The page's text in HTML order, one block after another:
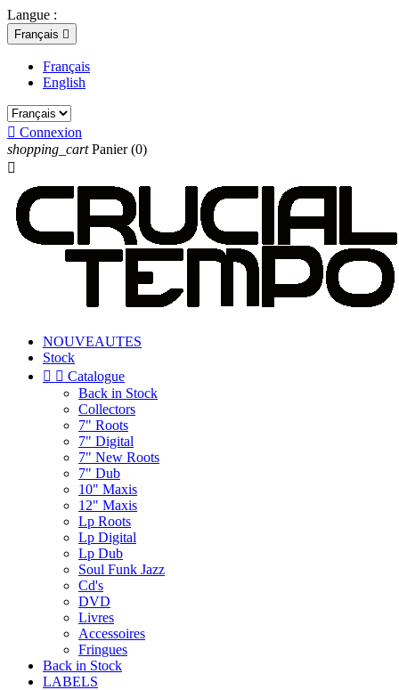
Langue :
Français 
Français
English
 Connexion
shopping_cart Panier (0)

NOUVEAUTES
Stock
  Catalogue
Back in Stock
Collectors
7" Roots
7" Digital
7" New Roots
7" Dub
10" Maxis
12" Maxis
Lp Roots
Lp Digital
Lp Dub
Soul Funk Jazz
Cd's
DVD
Livres
Accessoires
Fringues
Back in Stock
LABELS